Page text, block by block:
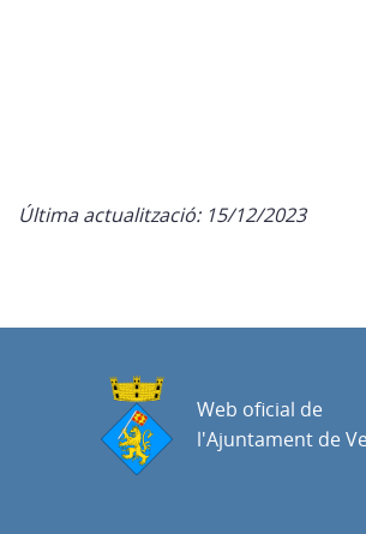
Última actualització: 15/12/2023
Web oficial de
l'Ajuntament de